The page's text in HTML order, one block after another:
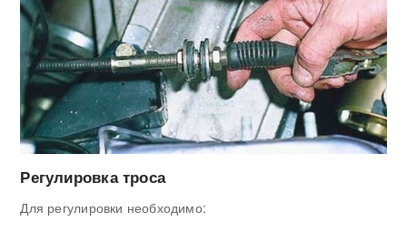
Регулировка троса
Для регулировки необходимо: